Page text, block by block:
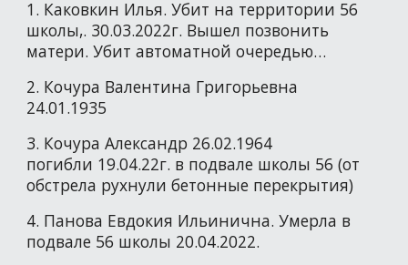
1. Каковкин Илья. Убит на территории 56
школы,. 30.03.2022г. Вышел позвонить
матери. Убит автоматной очередью…
2. Кочура Валентина Григорьевна
24.01.1935
3. Кочура Александр 26.02.1964
погибли 19.04.22г. в подвале школы 56 (от
обстрела рухнули бетонные перекрытия)
4. Панова Евдокия Ильинична. Умерла в
подвале 56 школы 20.04.2022.